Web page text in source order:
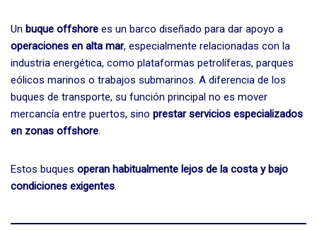
Un buque offshore es un barco diseñado para dar apoyo a
operaciones en alta mar, especialmente relacionadas con la
industria energética, como plataformas petrolíferas, parques
eólicos marinos o trabajos submarinos. A diferencia de los
buques de transporte, su función principal no es mover
mercancía entre puertos, sino prestar servicios especializados
en zonas offshore.
Estos buques operan habitualmente lejos de la costa y bajo
condiciones exigentes.